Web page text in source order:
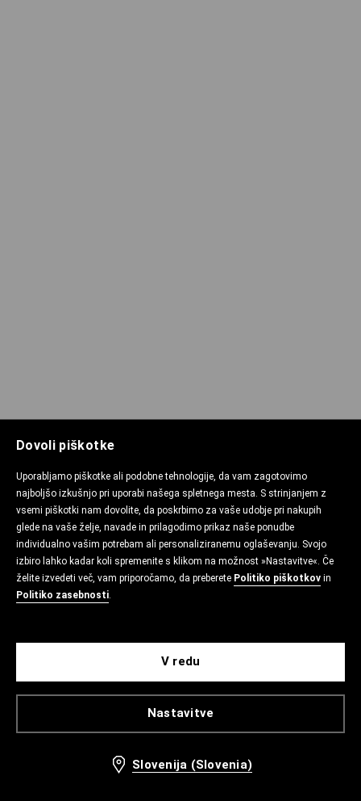
Dovoli piškotke
Uporabljamo piškotke ali podobne tehnologije, da vam zagotovimo
najboljšo izkušnjo pri uporabi našega spletnega mesta. S strinjanjem z
vsemi piškotki nam dovolite, da poskrbimo za vaše udobje pri nakupih
glede na vaše želje, navade in prilagodimo prikaz naše ponudbe
individualno vašim potrebam ali personaliziranemu oglaševanju. Svojo
izbiro lahko kadar koli spremenite s klikom na možnost »Nastavitve«. Če
želite izvedeti več, vam priporočamo, da preberete Politiko piškotkov in
Politiko zasebnosti.
Nastavitve
V redu
Slovenija (Slovenia)